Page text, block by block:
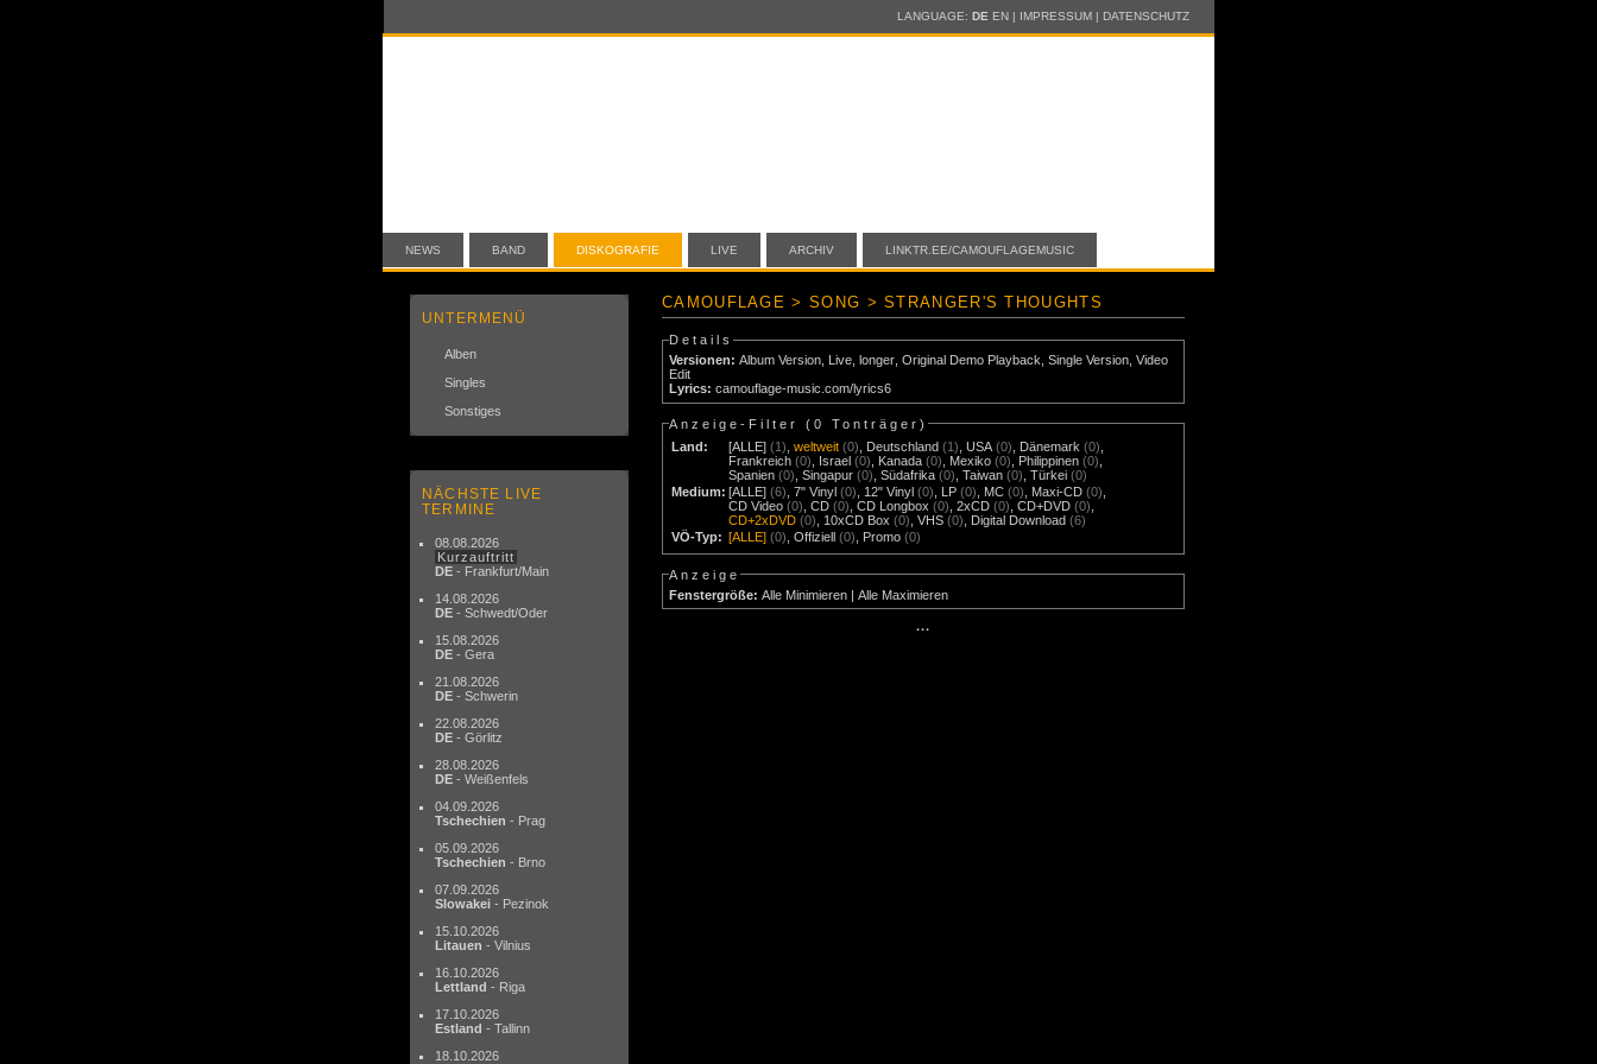
LANGUAGE: DE EN| IMPRESSUM| DATENSCHUTZ
NEWS BAND DISKOGRAFIE LIVE ARCHIV LINKTR.EE/CAMOUFLAGEMUSIC
UNTERMENÜ
Alben
Singles
Sonstiges
NÄCHSTE LIVE
TERMINE
08.08.2026
Kurzauftritt
DE - Frankfurt/Main
14.08.2026
DE - Schwedt/Oder
15.08.2026
DE - Gera
21.08.2026
DE - Schwerin
22.08.2026
DE - Görlitz
28.08.2026
DE - Weißenfels
04.09.2026
Tschechien - Prag
05.09.2026
Tschechien - Brno
07.09.2026
Slowakei - Pezinok
15.10.2026
Litauen - Vilnius
16.10.2026
Lettland - Riga
17.10.2026
Estland - Tallinn
18.10.2026
CAMOUFLAGE > SONG > STRANGER'S THOUGHTS
Details
Versionen: Album Version, Live, longer,Original Demo Playback,Single Version,Video
Edit
Lyrics: camouflage-music.com/lyrics6
Anzeige-Filter (0 Tonträger)
Land:
[ALLE] (1) ,weltweit (0) Deutschland (1) ,USA (0) Dänemark (0)
Frankreich (0) Israel (0) Kanada (0) Mexiko (0) Philippinen (0)
Spanien (0) ,Singapur (0) ,Südafrika (0) ,Taiwan (0) ,Türkei (0)
Medium: [ALLE] (6) ,7" Vinyl (0) 12" Vinyl (0) LP (0) MC (0) Maxi-CD (0)
CD Video (0) ,CD (0) ,CD Longbox (0) ,2xCD (0) ,CD+DVD (0)
CD+2xDVD (0) 10xCD Box (0) ,VHS (0) Digital Download (6)
VÖ-Typ: [ALLE] (0) ,Offiziell (0) Promo (0)
Anzeige
Fenstergröße: Alle Minimieren |Alle Maximieren
···